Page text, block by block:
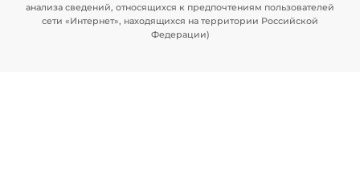
анализа сведений, относящихся к предпочтениям пользователей
сети «Интернет», находящихся на территории Российской
Федерации)